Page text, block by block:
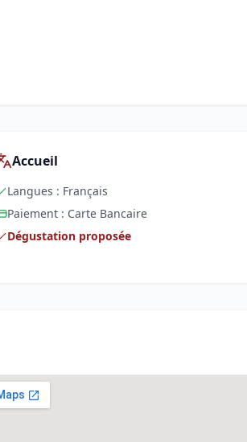
Accueil
Langues : Français
Paiement : Carte Bancaire
Dégustation proposée